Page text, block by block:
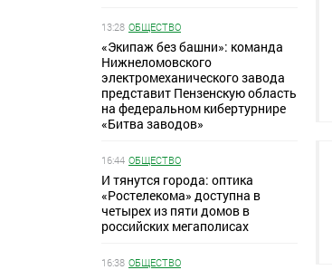
13:28 ОБЩЕСТВО
«Экипаж без башни»: команда
Нижнеломовского
электромеханического завода
представит Пензенскую область
на федеральном кибертурнире
«Битва заводов»
16:44 ОБЩЕСТВО
И тянутся города: оптика
«Ростелекома» доступна в
четырех из пяти домов в
российских мегаполисах
16:38 ОБЩЕСТВО